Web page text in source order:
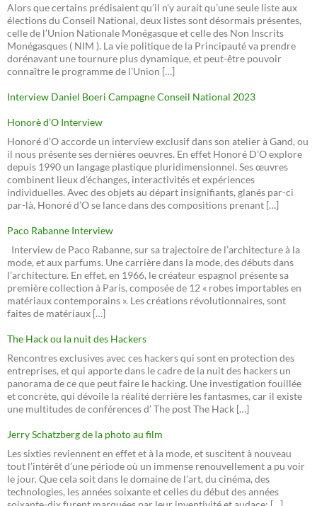
Alors que certains prédisaient qu’il n’y aurait qu’une seule liste aux
élections du Conseil National, deux listes sont désormais présentes,
celle de l’Union Nationale Monégasque et celle des Non Inscrits
Monégasques ( NIM ). La vie politique de la Principauté va prendre
dorénavant une tournure plus dynamique, et peut-être pouvoir
connaître le programme de l’Union […]
Interview Daniel Boeri Campagne Conseil National 2023
Honorè d’O Interview
Honoré d’O accorde un interview exclusif dans son atelier à Gand, ou
il nous présente ses dernières oeuvres. En effet Honoré D’O explore
depuis 1990 un langage plastique pluridimensionnel. Ses œuvres
combinent lieux d’échanges, interactivités et expériences
individuelles. Avec des objets au départ insignifiants, glanés par-ci
par-là, Honoré d’O se lance dans des compositions prenant […]
Paco Rabanne Interview
Interview de Paco Rabanne, sur sa trajectoire de l’architecture à la
mode, et aux parfums. Une carrière dans la mode, des débuts dans
l’architecture. En effet, en 1966, le créateur espagnol présente sa
première collection à Paris, composée de 12 « robes importables en
matériaux contemporains ». Les créations révolutionnaires, sont
faites de matériaux […]
The Hack ou la nuit des Hackers
Rencontres exclusives avec ces hackers qui sont en protection des
entreprises, et qui apporte dans le cadre de la nuit des hackers un
panorama de ce que peut faire le hacking. Une investigation fouillée
et concrète, qui dévoile la réalité derrière les fantasmes, car il existe
une multitudes de conférences d’ The post The Hack […]
Jerry Schatzberg de la photo au film
Les sixties reviennent en effet et à la mode, et suscitent à nouveau
tout l’intérêt d’une période où un immense renouvellement a pu voir
le jour. Que cela soit dans le domaine de l’art, du cinéma, des
technologies, les années soixante et celles du début des années